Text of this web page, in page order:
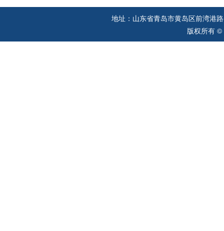
地址：山东省青岛市黄岛区前湾
版权所有 ©